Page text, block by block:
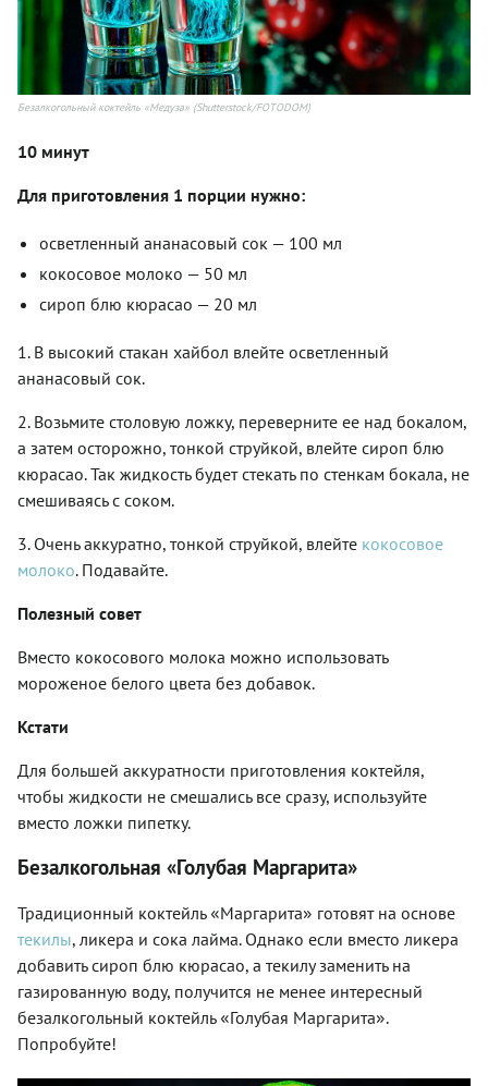
Безалкогольный коктейль «Медуза» (Shutterstock/FOTODOM)
10 минут
Для приготовления 1 порции нужно:
осветленный ананасовый сок — 100 мл
кокосовое молоко — 50 мл
сироп блю кюрасао — 20 мл
1. В высокий стакан хайбол влейте осветленный
ананасовый сок.
2. Возьмите столовую ложку, переверните ее над бокалом,
а затем осторожно, тонкой струйкой, влейте сироп блю
кюрасао. Так жидкость будет стекать по стенкам бокала, не
смешиваясь с соком.
3. Очень аккуратно, тонкой струйкой, влейте кокосовое
молоко. Подавайте.
Полезный совет
Вместо кокосового молока можно использовать
мороженое белого цвета без добавок.
Кстати
Для большей аккуратности приготовления коктейля,
чтобы жидкости не смешались все сразу, используйте
вместо ложки пипетку.
Безалкогольная «Голубая Маргарита»
Традиционный коктейль«Маргарита» готовят на основе
текилы, ликера и сока лайма. Однако если вместо ликера
добавить сироп блю кюрасао, а текилу заменить на
газированную воду, получится не менее интересный
безалкогольный коктейль«Голубая Маргарита».
Попробуйте!